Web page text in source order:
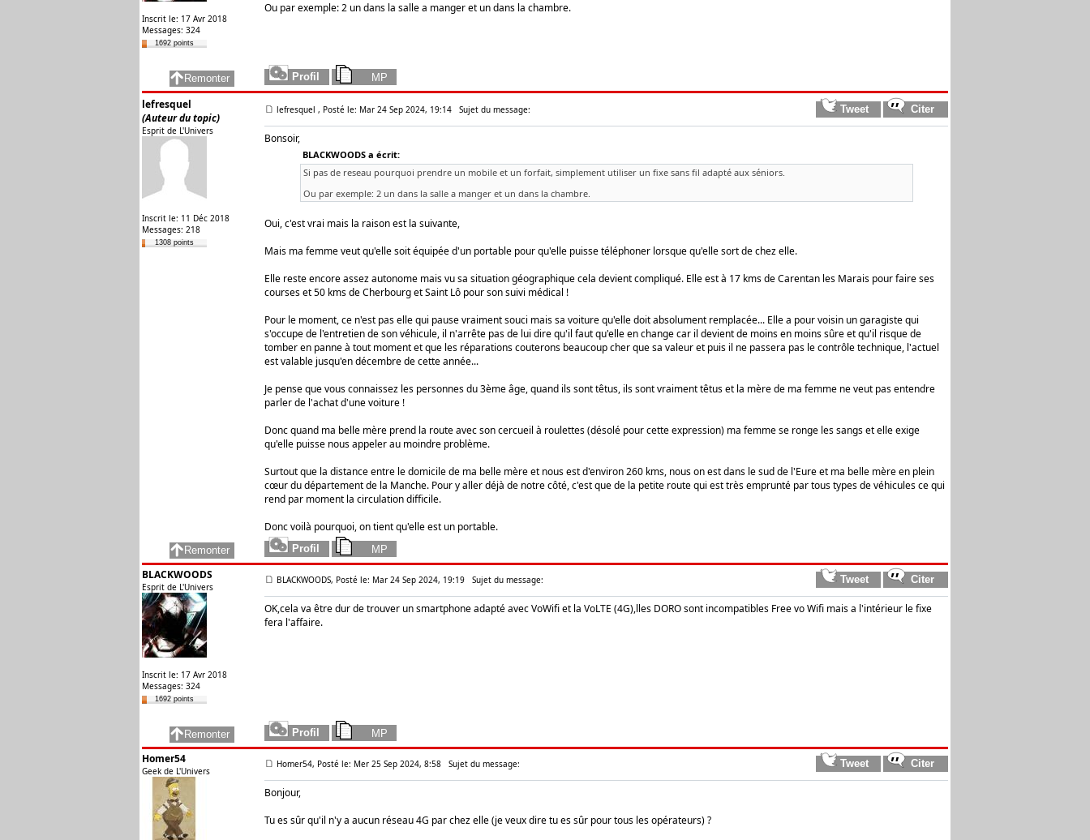
Inscrit le: 17 Avr 2018
Messages: 324
1692 points
Ou par exemple: 2 un dans la salle a manger et un dans la chambre.
lefresquel
(Auteur du topic)
Esprit de L'Univers
Inscrit le: 11 Déc 2018
Messages: 218
1308 points
lefresquel , Posté le: Mar 24 Sep 2024, 19:14 Sujet du message:
Bonsoir,
BLACKWOODS a écrit:
Si pas de reseau pourquoi prendre un mobile et un forfait, simplement utiliser un fixe sans fil adapté aux séniors.
Ou par exemple: 2 un dans la salle a manger et un dans la chambre.
Oui, c'est vrai mais la raison est la suivante,
Mais ma femme veut qu'elle soit équipée d'un portable pour qu'elle puisse téléphoner lorsque qu'elle sort de chez elle.
Elle reste encore assez autonome mais vu sa situation géographique cela devient compliqué. Elle est à 17 kms de Carentan les Marais pour faire ses
courses et 50 kms de Cherbourg et Saint Lô pour son suivi médical !
Pour le moment, ce n'est pas elle qui pause vraiment souci mais sa voiture qu'elle doit absolument remplacée... Elle a pour voisin un garagiste qui
s'occupe de l'entretien de son véhicule, il n'arrête pas de lui dire qu'il faut qu'elle en change car il devient de moins en moins sûre et qu'il risque de
tomber en panne à tout moment et que les réparations couterons beaucoup cher que sa valeur et puis il ne passera pas le contrôle technique, l'actuel
est valable jusqu'en décembre de cette année...
Je pense que vous connaissez les personnes du 3ème âge, quand ils sont têtus, ils sont vraiment têtus et la mère de ma femme ne veut pas entendre
parler de l'achat d'une voiture !
Donc quand ma belle mère prend la route avec son cercueil à roulettes (désolé pour cette expression) ma femme se ronge les sangs et elle exige
qu'elle puisse nous appeler au moindre problème.
Surtout que la distance entre le domicile de ma belle mère et nous est d'environ 260 kms, nous on est dans le sud de l'Eure et ma belle mère en plein
cœur du département de la Manche. Pour y aller déjà de notre côté, c'est que de la petite route qui est très emprunté par tous types de véhicules ce qui
rend par moment la circulation difficile.
Donc voilà pourquoi, on tient qu'elle est un portable.
BLACKWOODS
Esprit de L'Univers
Inscrit le: 17 Avr 2018
Messages: 324
1692 points
BLACKWOODS, Posté le: Mar 24 Sep 2024, 19:19 Sujet du message:
OK,cela va être dur de trouver un smartphone adapté avec VoWifi et la VoLTE (4G),lles DORO sont incompatibles Free vo Wifi mais a l'intérieur le fixe
fera l'affaire.
Homer54
Geek de L'Univers
Homer54, Posté le: Mer 25 Sep 2024, 8:58 Sujet du message:
Bonjour,
Tu es sûr qu'il n'y a aucun réseau 4G par chez elle (je veux dire tu es sûr pour tous les opérateurs) ?